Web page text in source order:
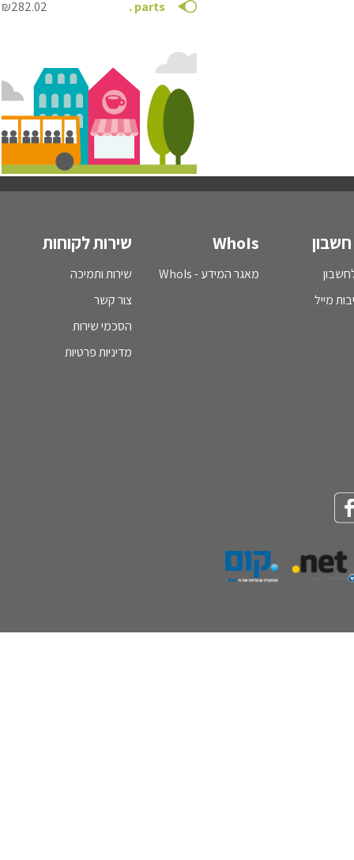
.parts
₪282.02
חשבון
מייל
WhoIs
מאגר המידע - WhoIs
שירות לקוחות
שירות ותמיכה
צור קשר
הסכמי שירות
מדיניות פרטיות